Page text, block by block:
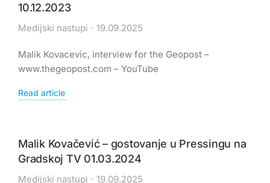
10.12.2023
Medijski nastupi 19.09.2025
Malik Kovacevic, interview for the Geopost –
www.thegeopost.com – YouTube
Read article
Malik Kovačević – gostovanje u Pressingu na
Gradskoj TV 01.03.2024
Medijski nastupi 19.09.2025